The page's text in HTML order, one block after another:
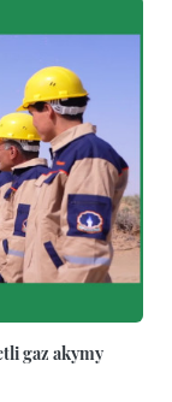
gaz akymy